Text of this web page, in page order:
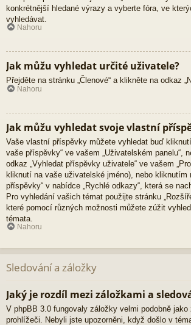
konkrétnější hledané výrazy a vyberte fóra, ve
vyhledávat.
Nahoru
Jak můžu vyhledat určité uživatele?
Přejděte na stránku „Členové“ a klikněte na odkaz
Nahoru
Jak můžu vyhledat svoje vlastní
Vaše vlastní příspěvky můžete vyhledat buď
vaše příspěvky“ ve vašem „Uživatelském panelu“,
odkaz „Vyhledat příspěvky uživatele“ ve vašem
kliknutí na vaše uživatelské jméno), nebo kliknutím
příspěvky“ v nabídce „Rychlé odkazy“, která se
Pro vyhledání vašich témat použijte stránku
které pomocí různých možnosti můžete zúžit
témata.
Nahoru
Sledování a záložky
Jaký je rozdíl mezi záložkami a
V phpBB 3.0 fungovaly záložky velmi podobně
prohlížeči. Nebyli jste upozorněni, když došlo v